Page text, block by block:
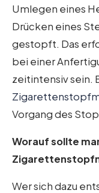
Umlegen eines
Drücken eines
gestopft. Das
bei einer
zeitintensiv sein.
Vorgang des
Worauf sollte
Wer sich dazu